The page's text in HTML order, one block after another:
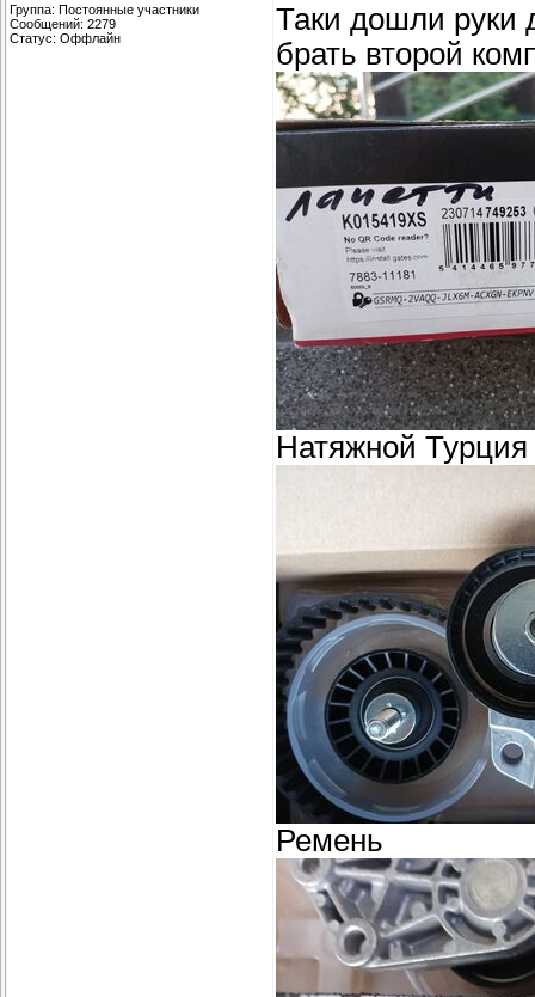
Группа: Постоянные участники
Сообщений: 2279
Статус: Оффлайн
Таки дошли
брать второй
Натяжной Турция
Ремень